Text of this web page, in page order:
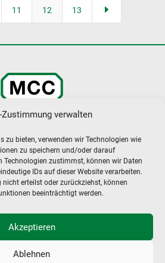
verwalten
zu bieten, verwenden wir Technologien wie
zu speichern und/oder darauf
Technologien zustimmst, können wir Daten
IDs auf dieser Website verarbeiten.
erteilst oder zurückziehst, können
beeinträchtigt werden.
Akzeptieren
Ablehnen
11 12 13 E
& CONSULTANTS GMBH
48
/ GERMANY
- 27 85 99 0
- 27 90 01 9
hamburg.de
POLYMERS